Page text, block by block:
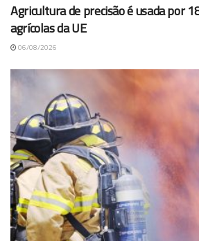
Agricultura de precisão é usada por
agrícolas da UE
06/08/2026